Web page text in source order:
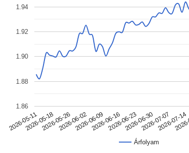
Árfolyam
2026-05-112026-05-182026-05-262026-06-022026-06-092026-06-162026-06-232026-06-302026-07-072026-07-14
1.86
1.88
1.90
1.92
1.94